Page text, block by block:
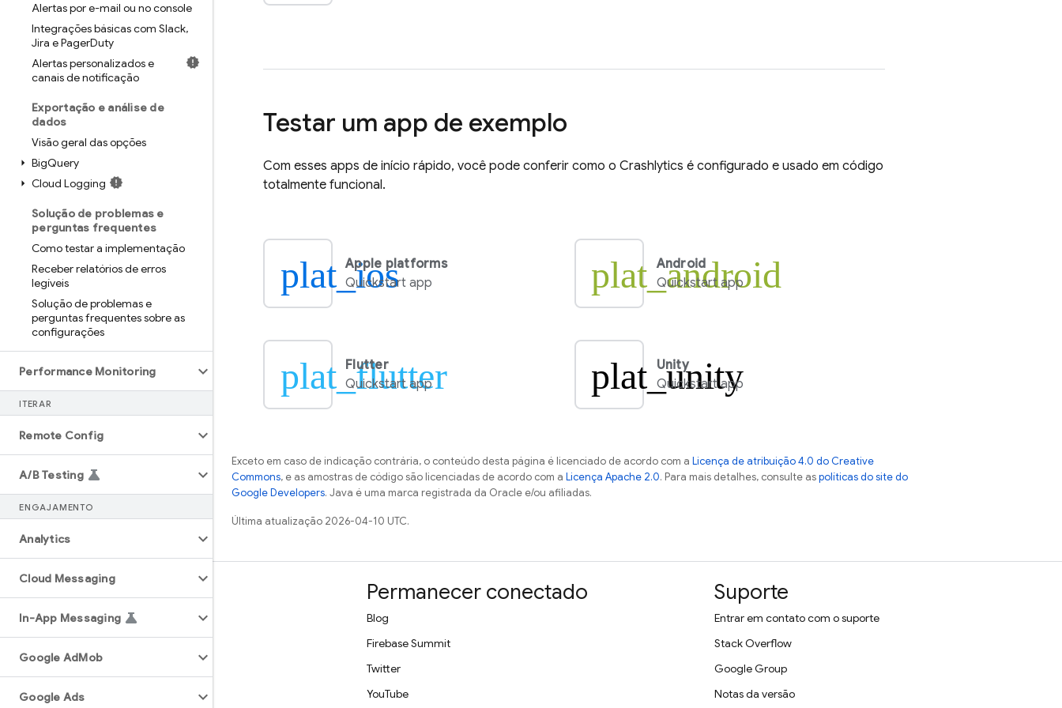
Alertas por e-mail ou no console
Integrações básicas com Slack,
Jira e PagerDuty
Alertas personalizados e
canais de notificação
Exportação e análise de
dados
Visão geral das opções
BigQuery
Cloud Logging
Solução de problemas e
perguntas frequentes
Como testar a implementação
Receber relatórios de erros
legíveis
Solução de problemas e
perguntas frequentes sobre as
configurações
Performance Monitoring
ITERAR
Remote Config
A/B Testing
ENGAJAMENTO
Analytics
Cloud Messaging
In-App Messaging
Google AdMob
Google Ads
Testar um app de exemplo
Com esses apps de início rápido, você pode conferir como o Crashlytics é configurado e usado em código
totalmente funcional.
plat_ios
Apple platforms
Quickstart app
plat_android
Android
Quickstart app
plat_flutter
Flutter
Quickstart app
plat_unity
Unity
Quickstart app
Exceto em caso de indicação contrária, o conteúdo desta página é licenciado de acordo com a Licença de atribuição 4.0 do Creative
Commons, e as amostras de código são licenciadas de acordo com a Licença Apache 2.0. Para mais detalhes, consulte aspolíticas do site do
Google Developers. Java é uma marca registrada da Oracle e/ou afiliadas.
Última atualização 2026-04-10 UTC.
Saiba mais
Guias
Amostras
Bibliotecas
Permanecer conectado
Blog
Firebase Summit
Twitter
YouTube
Suporte
Entrar em contato com o suporte
Stack Overflow
Google Group
Notas da versão